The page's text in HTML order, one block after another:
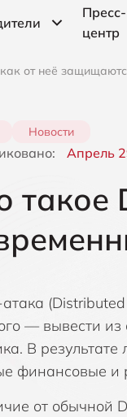
DDoS-защита
IDS, Активные
MFA,
SandBox
SOAR,
Пресс-
центр
от неё
Новости
Апрель
такое
атака
— вывести из
В результате
финансовые и
от обычной